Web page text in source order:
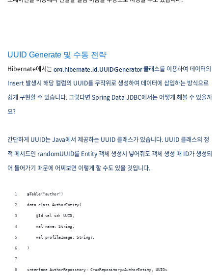
UUID Generate 및 수동 전략
Hibernate에서는 org.hibernate.id.UUIDGenerator클래스를 이용하여 데이터의
Insert 발생시 해당 컬럼의 UUID를 무작위로 생성하여 데이터에 삽입하는 방식으로
쉽게 구현할 수 있습니다. 그렇다면 Spring Data JDBC에서는 어떻게 해볼 수 있을까
요?
간단하게 UUID는 Java에서 제공하는 UUID 클래스가 있습니다. UUID 클래스의 정
적 메서드인 randomUUID를 Entity 객체 생성시 넣어줘도 객체 생성 때 ID가 생성되
어 들어가기 때문에 어찌보면 이렇게 할 수도 있을 것입니다.
@Table("author")
data class AuthorEntity(
    @Id val id: UUID,
    val name: String,
    val profileImage: String?,
)
interface AuthorRepository: CrudRepository<AuthorEntity, UUID>